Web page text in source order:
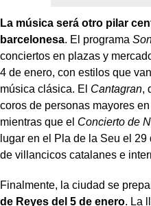
La música será otro pilar
barcelonesa. El programa
conciertos en plazas y
4 de enero, con estilos que
música clásica. El Cantagran,
coros de personas mayores
mientras que el Concierto de
lugar en el Pla de la Seu el
de villancicos catalanes e
Finalmente, la ciudad se
de Reyes del 5 de enero. La